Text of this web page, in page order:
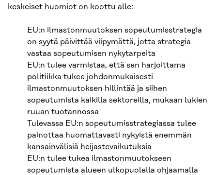
keskeiset huomiot on koottu alle:
EU:n ilmastonmuutoksen sopeutumisstrategia
on syytä päivittää viipymättä, jotta strategia
vastaa sopeutumisen nykytarpeita
EU:n tulee varmistaa, että sen harjoittama
politiikka tukee johdonmukaisesti
ilmastonmuutoksen hillintää ja siihen
sopeutumista kaikilla sektoreilla, mukaan lukien
ruuan tuotannossa
Tulevassa EU:n sopeutumisstrategiassa tulee
painottaa huomattavasti nykyistä enemmän
kansainvälisiä heijastevaikutuksia
EU:n tulee tukea ilmastonmuutokseen
sopeutumista alueen ulkopuolella ohjaamalla